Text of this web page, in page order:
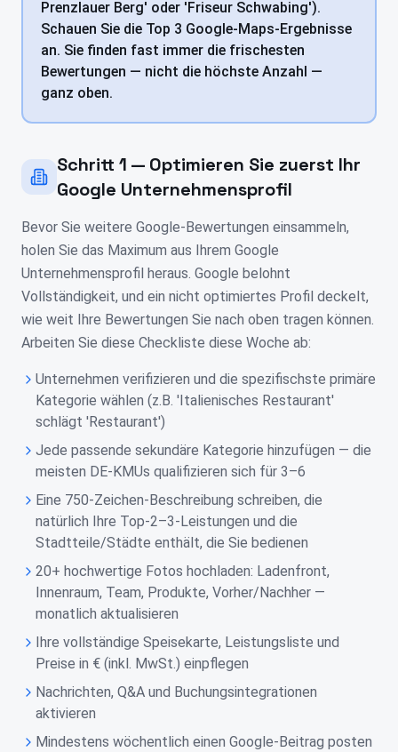
Prenzlauer Berg' oder 'Friseur Schwabing').
Schauen Sie die Top 3 Google-Maps-Ergebnisse
an. Sie finden fast immer die frischesten
Bewertungen — nicht die höchste Anzahl —
ganz oben.
Schritt 1 — Optimieren Sie zuerst Ihr
Google Unternehmensprofil
Bevor Sie weitere Google-Bewertungen einsammeln,
holen Sie das Maximum aus Ihrem Google
Unternehmensprofil heraus. Google belohnt
Vollständigkeit, und ein nicht optimiertes Profil deckelt,
wie weit Ihre Bewertungen Sie nach oben tragen können.
Arbeiten Sie diese Checkliste diese Woche ab:
Unternehmen verifizieren und die spezifischste primäre
Kategorie wählen (z.B. 'Italienisches Restaurant'
schlägt 'Restaurant')
Jede passende sekundäre Kategorie hinzufügen — die
meisten DE-KMUs qualifizieren sich für 3–6
Eine 750-Zeichen-Beschreibung schreiben, die
natürlich Ihre Top-2–3-Leistungen und die
Stadtteile/Städte enthält, die Sie bedienen
20+ hochwertige Fotos hochladen: Ladenfront,
Innenraum, Team, Produkte, Vorher/Nachher —
monatlich aktualisieren
Ihre vollständige Speisekarte, Leistungsliste und
Preise in € (inkl. MwSt.) einpflegen
Nachrichten, Q&A und Buchungsintegrationen
aktivieren
Mindestens wöchentlich einen Google-Beitrag posten